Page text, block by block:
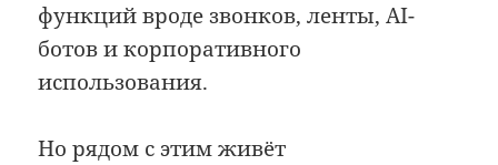
функций вроде звонков, ленты, AI-
ботов и корпоративного
использования.
Но рядом с этим живёт